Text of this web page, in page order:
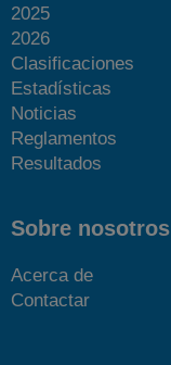
2025
2026
Clasificaciones
Estadísticas
Noticias
Reglamentos
Resultados
Sobre nosotros
Acerca de
Contactar